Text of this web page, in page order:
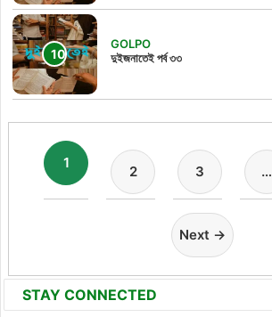
GOLPO
দুইজনাতেই পর্ব ৩৩
1
2 3 …
Next →
STAY CONNECTED